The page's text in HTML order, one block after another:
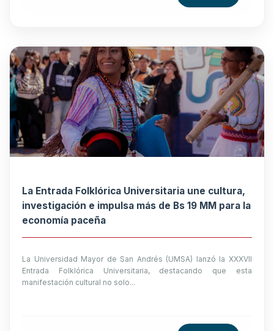
La Entrada Folklórica Universitaria une cultura,
investigación e impulsa más de Bs 19 MM para la
economía paceña
La Universidad Mayor de San Andrés (UMSA) lanzó la XXXVII
Entrada Folklórica Universitaria, destacando que esta
manifestación cultural no solo...